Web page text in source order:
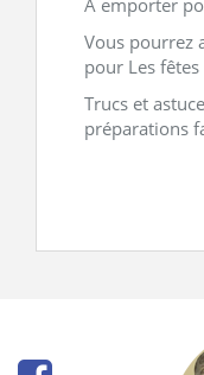
A emporter
Vous pourrez
pour Les fêtes
Trucs et
préparations